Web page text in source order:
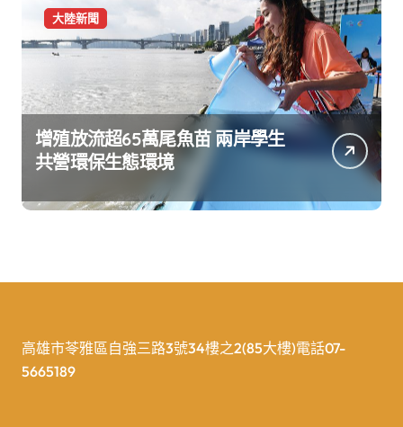
大陸新聞
增殖放流超65萬尾魚苗 兩岸學生
共營環保生態環境
高雄市苓雅區自強三路3號34樓之2(85大樓)電話07-
5665189